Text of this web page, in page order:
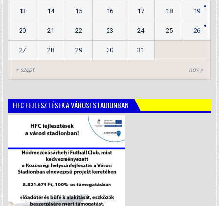
« szept nov »
13 14 15 16 17 18 19
20 21 22 23 24 25 26
27 28 29 30 31
HFC FEJLESZTÉSEK A VÁROSI STADIONBAN